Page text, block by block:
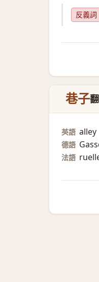
反義詞
巷子
英語 alley
德語
法語